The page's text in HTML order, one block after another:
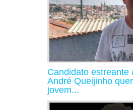
Candidato estreante
André Queijinho
jovem...